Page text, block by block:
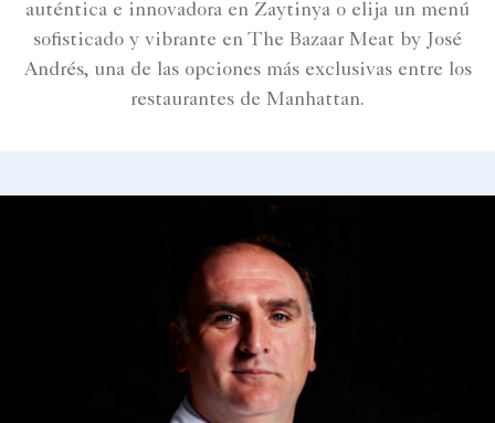
auténtica e innovadora en Zaytinya o elija un menú
sofisticado y vibrante en The Bazaar Meat by José
Andrés, una de las opciones más exclusivas entre los
restaurantes de Manhattan.